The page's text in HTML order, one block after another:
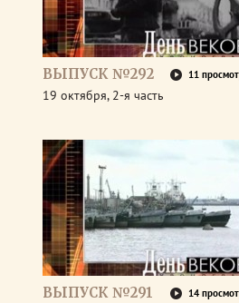
ВЫПУСК №292 11
19 октября, 2-я часть
ВЫПУСК №291 14